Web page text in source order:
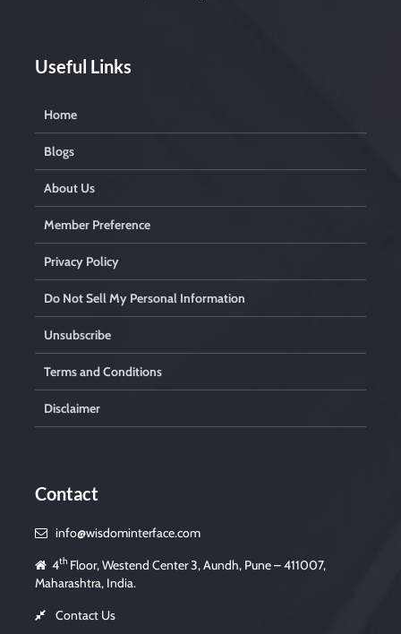
Useful Links
Home
Blogs
About Us
Member Preference
Privacy Policy
Do Not Sell My Personal Information
Unsubscribe
Terms and Conditions
Disclaimer
Contact
info@wisdominterface.com
4th Floor, Westend Center 3, Aundh, Pune – 411007,
Maharashtra, India.
Contact Us